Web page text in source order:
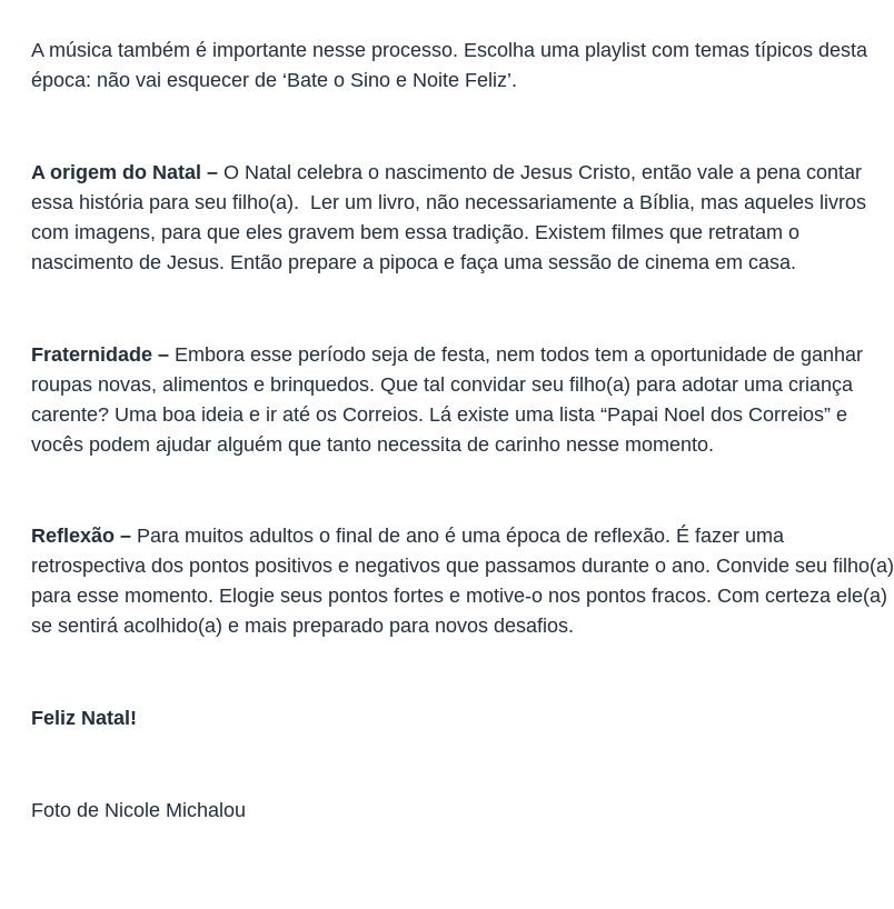
A música também é importante nesse processo. Escolha uma playlist com temas típicos desta
época: não vai esquecer de ‘Bate o Sino e Noite Feliz’.
A origem do Natal – O Natal celebra o nascimento de Jesus Cristo, então vale a pena contar
essa história para seu filho(a). Ler um livro, não necessariamente a Bíblia, mas aqueles livros
com imagens, para que eles gravem bem essa tradição. Existem filmes que retratam o
nascimento de Jesus. Então prepare a pipoca e faça uma sessão de cinema em casa.
Fraternidade – Embora esse período seja de festa, nem todos tem a oportunidade de ganhar
roupas novas, alimentos e brinquedos. Que tal convidar seu filho(a) para adotar uma criança
carente? Uma boa ideia e ir até os Correios. Lá existe uma lista “Papai Noel dos Correios” e
vocês podem ajudar alguém que tanto necessita de carinho nesse momento.
Reflexão – Para muitos adultos o final de ano é uma época de reflexão. É fazer uma
retrospectiva dos pontos positivos e negativos que passamos durante o ano. Convide seu filho(a)
para esse momento. Elogie seus pontos fortes e motive-o nos pontos fracos. Com certeza ele(a)
se sentirá acolhido(a) e mais preparado para novos desafios.
Feliz Natal!
Foto de Nicole Michalou